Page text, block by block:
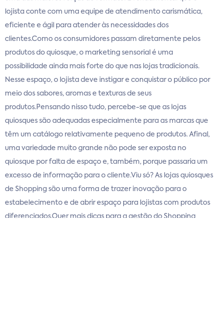
lojista conte com uma equipe de atendimento carismática,
eficiente e ágil para atender às necessidades dos
clientes.Como os consumidores passam diretamente pelos
produtos do quiosque, o marketing sensorial é uma
possibilidade ainda mais forte do que nas lojas tradicionais.
Nesse espaço, o lojista deve instigar e conquistar o público por
meio dos sabores, aromas e texturas de seus
produtos.Pensando nisso tudo, percebe-se que as lojas
quiosques são adequadas especialmente para as marcas que
têm um catálogo relativamente pequeno de produtos. Afinal,
uma variedade muito grande não pode ser exposta no
quiosque por falta de espaço e, também, porque passaria um
excesso de informação para o cliente.Viu só? As lojas quiosques
de Shopping são uma forma de trazer inovação para o
estabelecimento e de abrir espaço para lojistas com produtos
diferenciados.Quer mais dicas para a gestão do Shopping